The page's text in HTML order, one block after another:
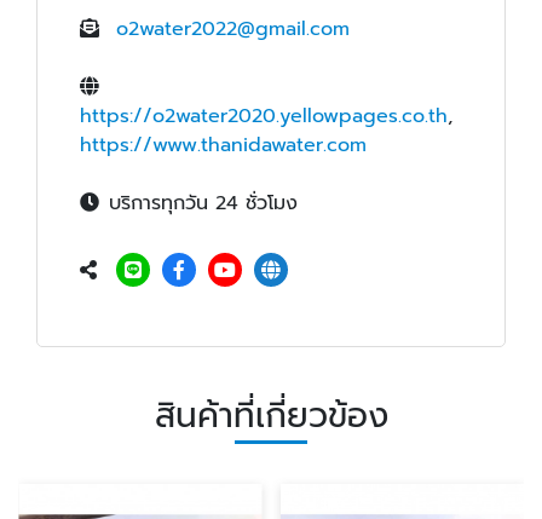
o2water2022@gmail.com
https://o2water2020.yellowpages.co.th,
https://www.thanidawater.com
บริการทุกวัน 24 ชั่วโมง
สินค้าที่เกี่ยวข้อง